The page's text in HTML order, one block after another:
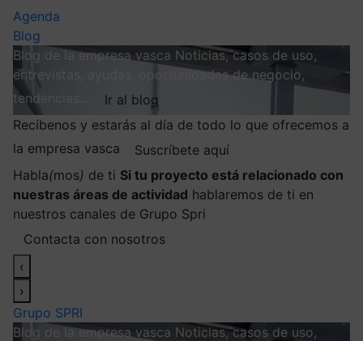
Agenda
Blog
Blog de la empresa vasca Noticias, casos de uso,
entrevistas, ayudas, oportunidades de negocio,
tendencias…
Ir al blog
Recíbenos y estarás al día de todo lo que ofrecemos a
la empresa vasca
Suscríbete aquí
Habla(mos) de ti Si tu proyecto está relacionado con
nuestras áreas de actividad hablaremos de ti en
nuestros canales de Grupo Spri
Contacta con nosotros
‹
›
Grupo SPRI
Blog de la empresa vasca Noticias, casos de uso,